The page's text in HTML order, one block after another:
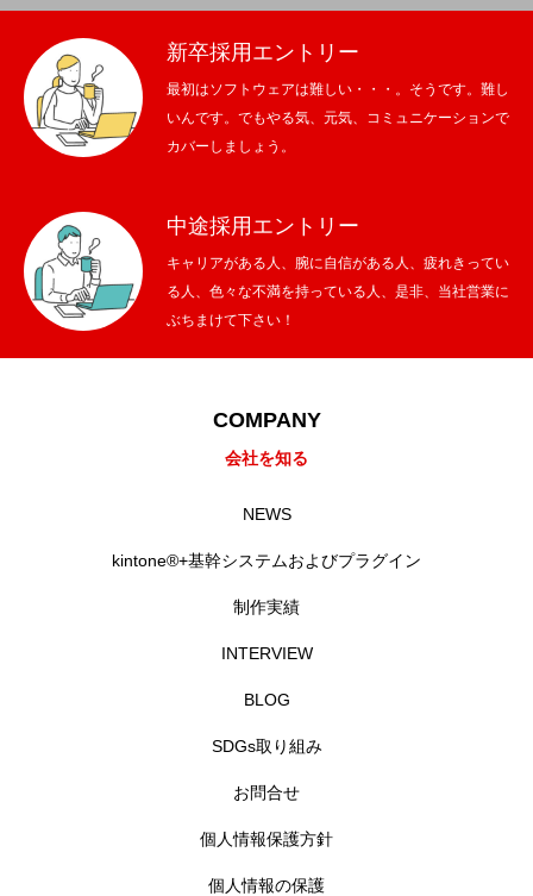
新卒採用エントリー
最初はソフトウェアは難しい・・・。そうです。難し
いんです。でもやる気、元気、コミュニケーションで
カバーしましょう。
中途採用エントリー
キャリアがある人、腕に自信がある人、疲れきってい
る人、色々な不満を持っている人、是非、当社営業に
ぶちまけて下さい！
COMPANY
会社を知る
NEWS
kintone®+基幹システムおよびプラグイン
制作実績
INTERVIEW
BLOG
SDGs取り組み
お問合せ
個人情報保護方針
個人情報の保護